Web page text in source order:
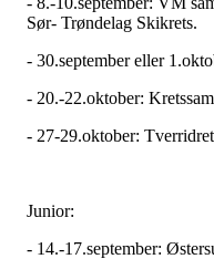
Sør- Trøndelag Skikrets.
- 30.september eller
- 20.-22.oktober:
- 27-29.oktober:
Junior:
- 14.-17.september: